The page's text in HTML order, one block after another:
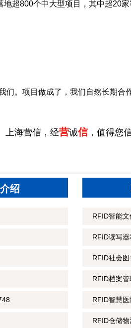
超800个中大型项目，其中超20
们。项目做成了，我们自然长期合
上海营信，经营诚信，值得您信
绍
RFID智能
RFID读写
RFID社会
RFID档案
RFID智慧
RFID仓储